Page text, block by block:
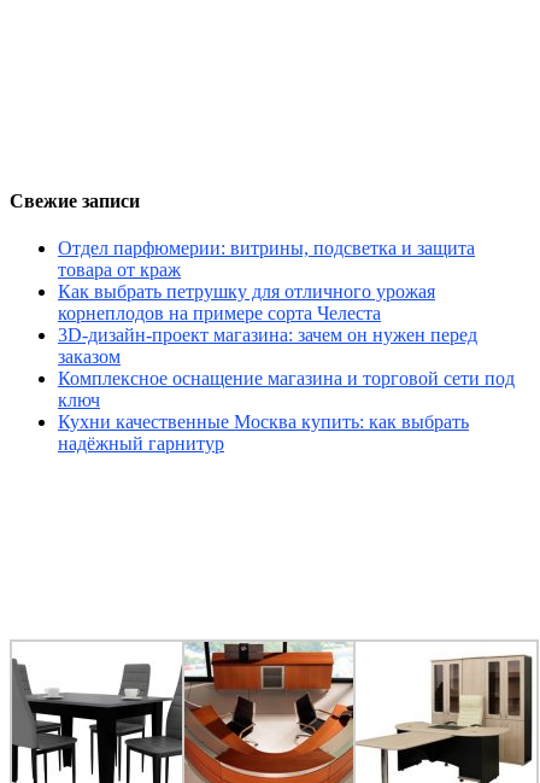
Свежие записи
Отдел парфюмерии: витрины, подсветка и защита
товара от краж
Как выбрать петрушку для отличного урожая
корнеплодов на примере сорта Челеста
3D-дизайн-проект магазина: зачем он нужен перед
заказом
Комплексное оснащение магазина и торговой сети под
ключ
Кухни качественные Москва купить: как выбрать
надёжный гарнитур